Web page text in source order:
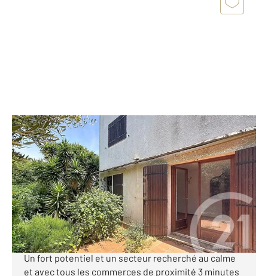
ANTIBES 06
125,20 m2, 4 pièces
Ref : 1894
Maison à vendre
598 900 €
MAISON INDIVIDUELLE DE 4/5 PIECES SUR 500 M² DE
TERRAIN. Dans le secteur rechercher du Roi Soleil:
Un fort potentiel et un secteur recherché au calme
et avec tous les commerces de proximité 3 minutes